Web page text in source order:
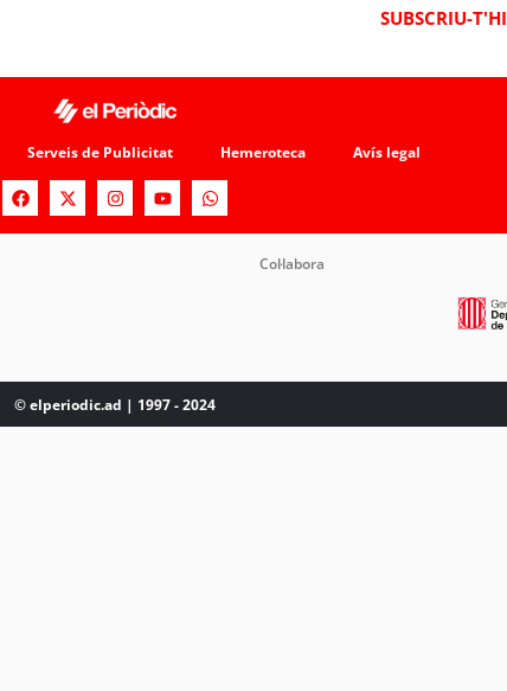
SUBSCRIU-T'HI
Serveis de Publicitat Hemeroteca Avís legal
Col·labora
© elperiodic.ad | 1997 - 2024